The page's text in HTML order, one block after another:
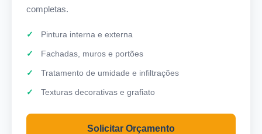
completas.
Pintura interna e externa
Fachadas, muros e portões
Tratamento de umidade e infiltrações
Texturas decorativas e grafiato
Solicitar Orçamento